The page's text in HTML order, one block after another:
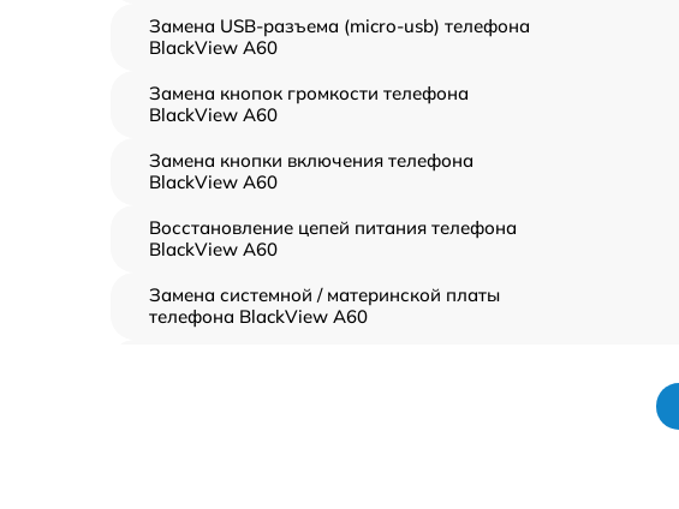
Замена USB-разъема (micro-usb) телефона
BlackView A60
Замена кнопок громкости телефона
BlackView A60
Замена кнопки включения телефона
BlackView A60
Восстановление цепей питания телефона
BlackView A60
Замена системной / материнской платы
телефона BlackView A60